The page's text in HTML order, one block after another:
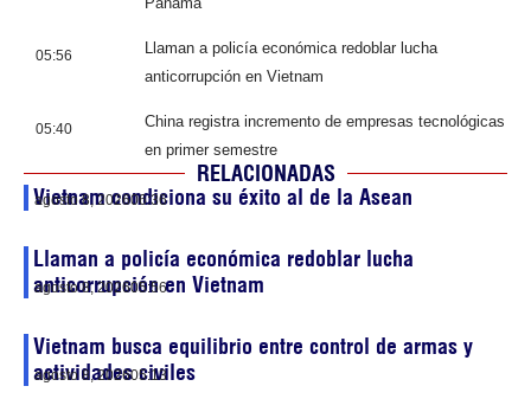
05:56
Llaman a policía económica redoblar lucha
anticorrupción en Vietnam
05:40
China registra incremento de empresas tecnológicas
en primer semestre
RELACIONADAS
Vietnam condiciona su éxito al de la Asean
agosto 8, 202606:36
Llaman a policía económica redoblar lucha
anticorrupción en Vietnam
agosto 8, 202605:56
Vietnam busca equilibrio entre control de armas y
actividades civiles
agosto 8, 202605:13